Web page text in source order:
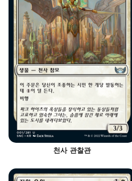
천사 관찰관